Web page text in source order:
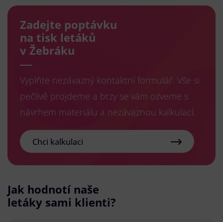
Zadejte poptávku
na tisk letáků
v Žebráku
Vyplňte nezávazný kontaktní formulář. Vše si
pečlivě projdeme a brzy se vám ozveme s
návrhem materiálu a nezávaznou kalkulací.
Chci kalkulaci
Jak hodnotí naše
letáky sami klienti?